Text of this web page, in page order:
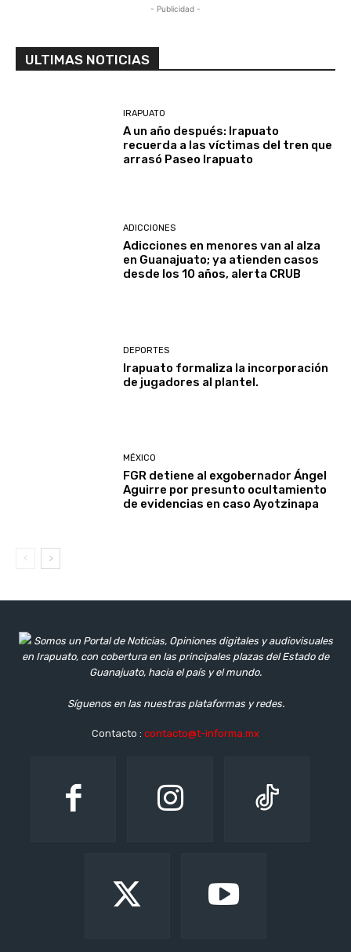
- Publicidad -
ULTIMAS NOTICIAS
IRAPUATO
A un año después: Irapuato
recuerda a las víctimas del tren que
arrasó Paseo Irapuato
ADICCIONES
Adicciones en menores van al alza
en Guanajuato; ya atienden casos
desde los 10 años, alerta CRUB
DEPORTES
Irapuato formaliza la incorporación
de jugadores al plantel.
MÉXICO
FGR detiene al exgobernador Ángel
Aguirre por presunto ocultamiento
de evidencias en caso Ayotzinapa
Somos un Portal de Noticias, Opiniones digitales y audiovisuales
en Irapuato, con cobertura en las principales plazas del Estado de
Guanajuato, hacia el país y el mundo.
Síguenos en las nuestras plataformas y redes.
Contacto : contacto@t-informa.mx